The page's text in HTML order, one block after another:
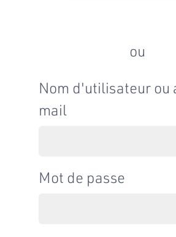
ou
Nom d'utilisateur ou
mail
Mot de passe